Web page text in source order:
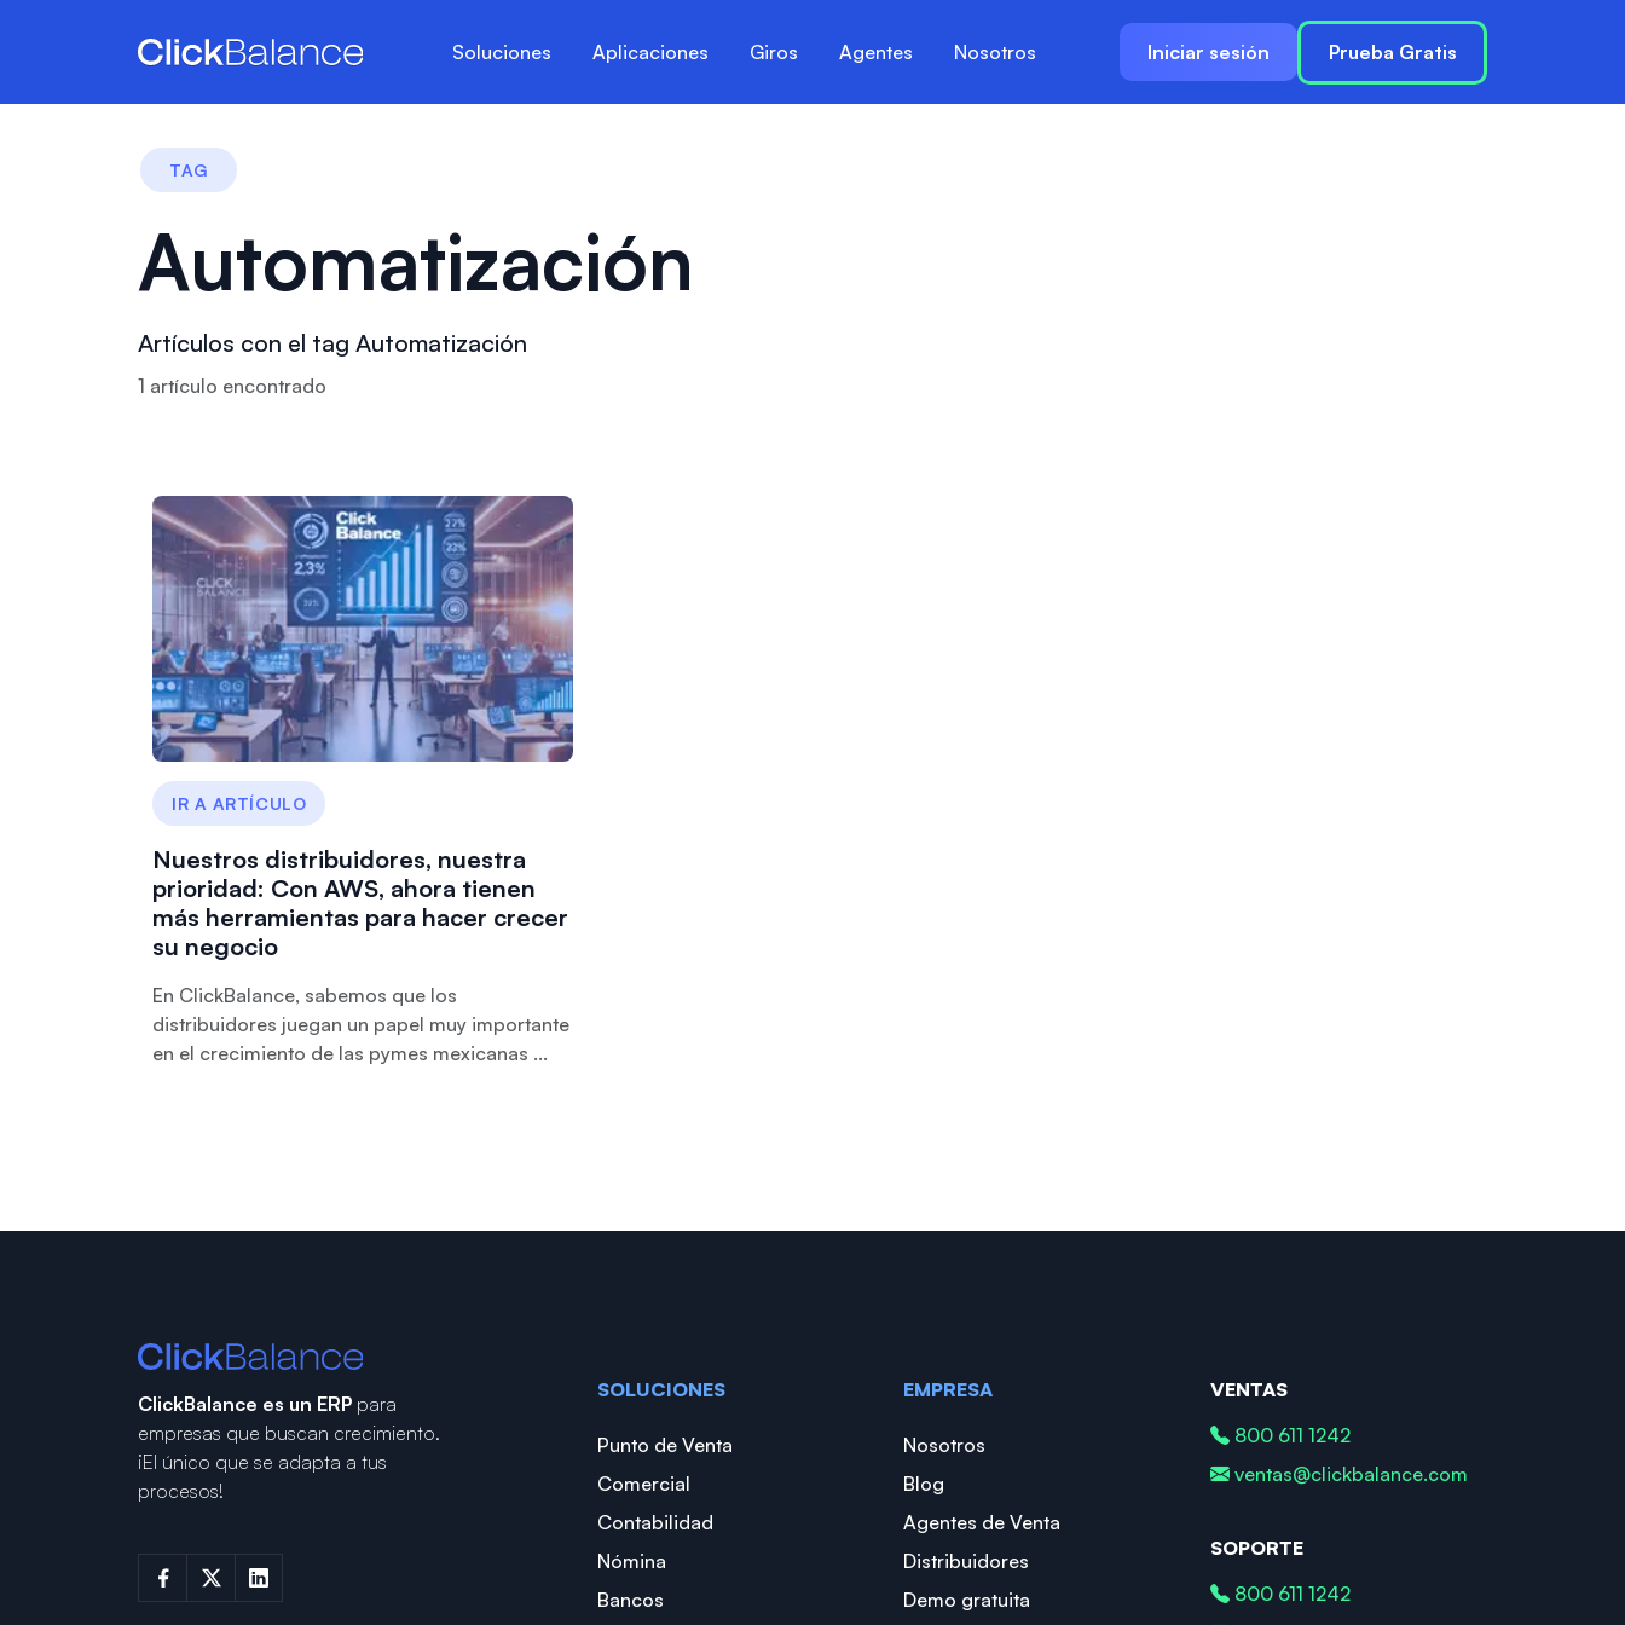
Soluciones Aplicaciones Giros Agentes Nosotros Iniciar sesión Prueba Gratis
TAG
Automatización
Artículos con el tag Automatización
1 artículo encontrado
IR A ARTÍCULO
Nuestros distribuidores, nuestra
prioridad: Con AWS, ahora tienen
más herramientas para hacer crecer
su negocio
En ClickBalance, sabemos que los
distribuidores juegan un papel muy importante
en el crecimiento de las pymes mexicanas ...
ClickBalance es un ERP para
empresas que buscan crecimiento.
¡El único que se adapta a tus
procesos!
SOLUCIONES
Punto de Venta
Comercial
Contabilidad
Nómina
Bancos
EMPRESA
Nosotros
Blog
Agentes de Venta
Distribuidores
Demo gratuita
VENTAS
800 611 1242
ventas@clickbalance.com
SOPORTE
800 611 1242